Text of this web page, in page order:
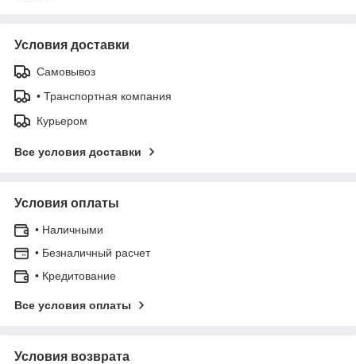
Условия доставки
Самовывоз
• Транспортная компания
Курьером
Все условия доставки
Условия оплаты
• Наличными
• Безналичный расчет
• Кредитование
Все условия оплаты
Условия возврата